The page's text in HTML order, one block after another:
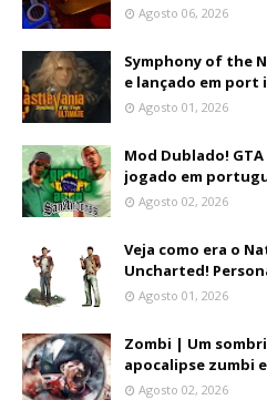
Agosto 06, 2026
Symphony of the
e lançado em port
Agosto 01, 2026
Mod Dublado!
jogado em
Agosto 02, 2026
Veja como era o
Uncharted!
Agosto 01, 2026
Zombi | Um
apocalipse zumbi
Agosto 02, 2026